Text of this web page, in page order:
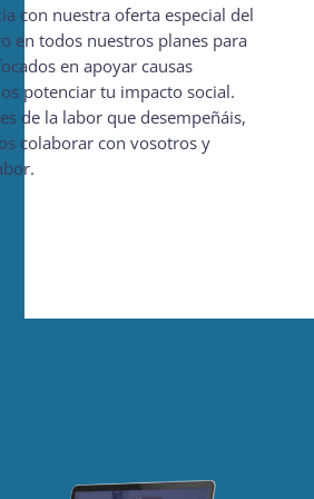
con nuestra oferta especial del
en todos nuestros planes para
en apoyar causas
potenciar tu impacto social.
de la labor que desempeñáis,
colaborar con vosotros y